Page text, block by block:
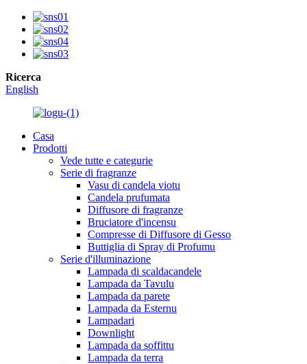
Ricerca
English
Casa
Prodotti
Vede tutte e categurie
Serie di fragranze
Vasu di candela viotu
Candela prufumata
Diffusore di fragranze
Bruciatore d'incensu
Compresse di Diffusore di Gesso
Buttiglia di Spray di Profumu
Serie d'illuminazione
Lampada di scaldacandele
Lampada da Tavulu
Lampada da parete
Lampada da Esternu
Lampadari
Downlight
Lampada da soffittu
Lampada da terra